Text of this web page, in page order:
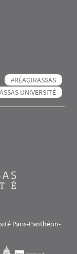
#RÉAGIRASSAS
UNIVERSITÉ
Paris-Panthéon-
svg